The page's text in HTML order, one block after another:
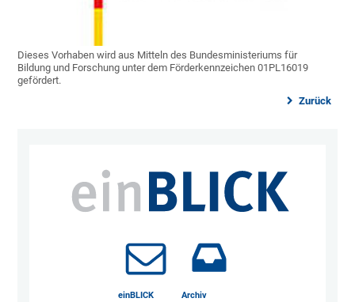
Dieses Vorhaben wird aus Mitteln des Bundesministeriums für
Bildung und Forschung unter dem Förderkennzeichen 01PL16019
gefördert.
Zurück
einBLICK
Archiv